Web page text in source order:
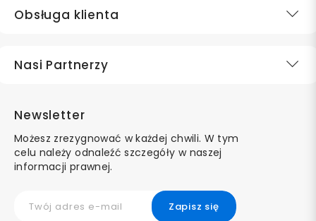
Obsługa klienta
Nasi Partnerzy
Newsletter
Możesz zrezygnować w każdej chwili. W tym
celu należy odnaleźć szczegóły w naszej
informacji prawnej.